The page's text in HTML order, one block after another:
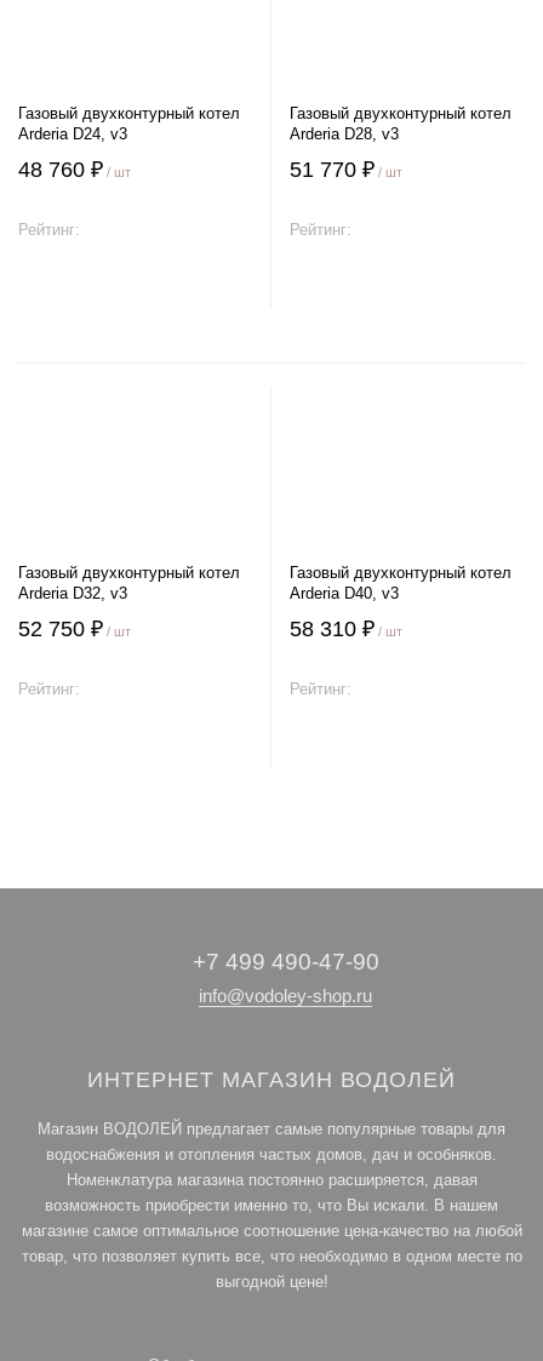
Газовый двухконтурный котел
Arderia D24, v3
48 760 ₽ / шт
Рейтинг:
Газовый двухконтурный котел
Arderia D28, v3
51 770 ₽ / шт
Рейтинг:
Газовый двухконтурный котел
Arderia D32, v3
52 750 ₽ / шт
Рейтинг:
Газовый двухконтурный котел
Arderia D40, v3
58 310 ₽ / шт
Рейтинг:
+7 499 490-47-90
info@vodoley-shop.ru
ИНТЕРНЕТ МАГАЗИН ВОДОЛЕЙ
Магазин ВОДОЛЕЙ предлагает самые популярные товары для
водоснабжения и отопления частых домов, дач и особняков.
Номенклатура магазина постоянно расширяется, давая
возможность приобрести именно то, что Вы искали. В нашем
магазине самое оптимальное соотношение цена-качество на любой
товар, что позволяет купить все, что необходимо в одном месте по
выгодной цене!